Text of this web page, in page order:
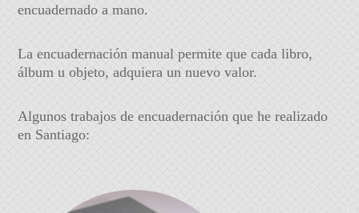
encuadernado a mano.
La encuadernación manual permite que cada libro,
álbum u objeto, adquiera un nuevo valor.
Algunos trabajos de encuadernación que he realizado
en Santiago: